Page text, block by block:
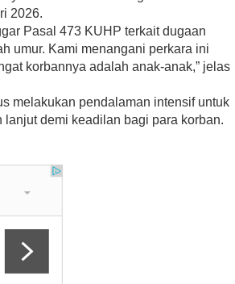
2026.
Pasal 473 KUHP terkait dugaan
umur. Kami menangani perkara ini
korbannya adalah anak-anak,” jelas
melakukan pendalaman intensif untuk
demi keadilan bagi para korban.